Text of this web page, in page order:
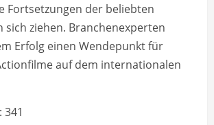
Fortsetzungen der beliebten
sich ziehen. Branchenexperten
Erfolg einen Wendepunkt für
auf dem internationalen
341